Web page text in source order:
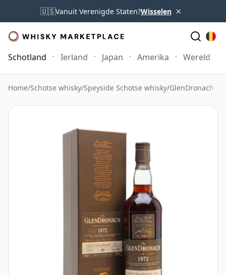
🇺🇸Vanuit Verenigde Staten?Wisselen ×
Schotland Ierland Japan Amerika Wereld
Home/Schotse whisky/Speyside Schotse whisky/GlenDronach